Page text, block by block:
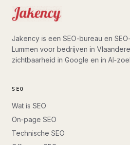
Jakency is een SEO-bureau en
Lummen voor bedrijven in
zichtbaarheid in Google en in AI-
SEO
Wat is SEO
On-page SEO
Technische SEO